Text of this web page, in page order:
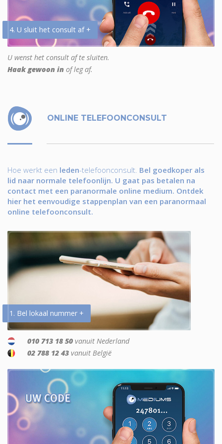
4. U sluit het consult af +
U wenst het consult af te sluiten.
Haak gewoon in of leg af.
ONLINE TELEFOONCONSULT
Hoe werkt een leden-telefoonconsult. Bel goedkoper als
lid naar normale telefoonlijn. U gaat pas betalen na
contact met een paranormale online medium. Ontdek
hier het eenvoudige stappenplan van een paranormaal
online telefoonconsult.
1. Bel lokaal nummer +
010 713 18 50 vanuit Nederland
02 788 12 43 vanuit België